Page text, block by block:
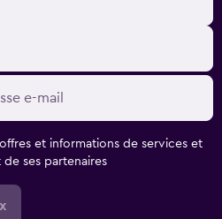
et informations de services et
ses partenaires